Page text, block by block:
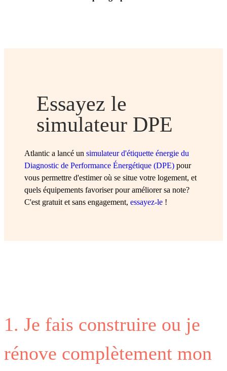
Essayez le
simulateur DPE
Atlantic a lancé un simulateur d'étiquette énergie du
Diagnostic de Performance Énergétique (DPE) pour
vous permettre d'estimer où se situe votre logement, et
quels équipements favoriser pour améliorer sa note?
C'est gratuit et sans engagement, essayez-le !
1. Je fais construire ou je
rénove complètement mon